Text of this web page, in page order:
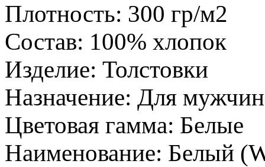
Плотность: 300 гр/м2
Состав: 100% хлопок
Изделие: Толстовки
Назначение: Для мужчин
Цветовая гамма: Белые
Наименование: Белый